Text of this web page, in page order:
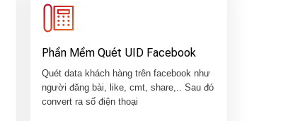
Phần Mềm Quét UID Facebook
Quét data khách hàng trên facebook như
người đăng bài, like, cmt, share,.. Sau đó
convert ra số điện thoại